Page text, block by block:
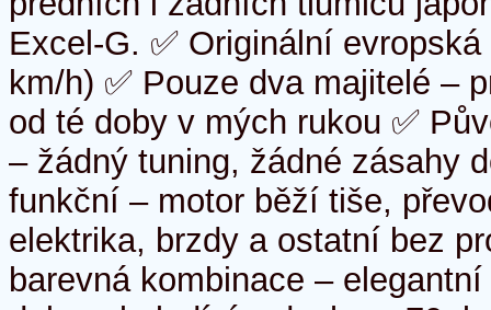
Excel-G. ✅ Originální
km/h) ✅ Pouze dva majitelé –
od té doby v mých rukou ✅
– žádný tuning, žádné zásahy
funkční – motor běží tiše,
elektrika, brzdy a ostatní bez
barevná kombinace –